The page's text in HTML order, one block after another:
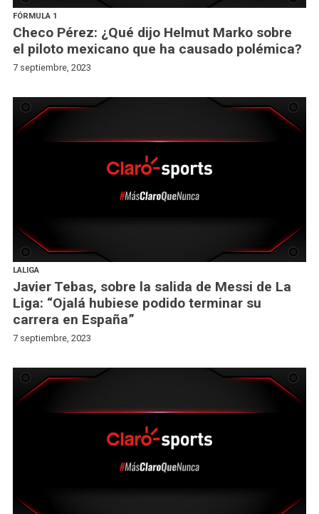
FÓRMULA 1
Checo Pérez: ¿Qué dijo Helmut Marko sobre
el piloto mexicano que ha causado polémica?
7 septiembre, 2023
LALIGA
Javier Tebas, sobre la salida de Messi de La
Liga: “Ojalá hubiese podido terminar su
carrera en España”
7 septiembre, 2023